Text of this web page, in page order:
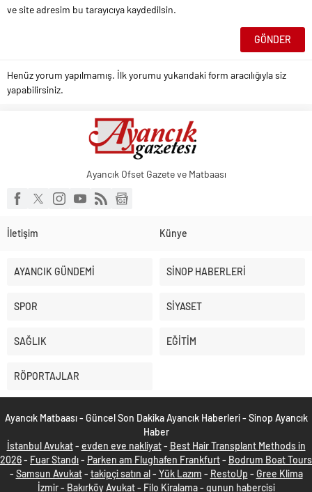
ve site adresim bu tarayıcıya kaydedilsin.
Henüz yorum yapılmamış. İlk yorumu yukarıdaki form aracılığıyla siz
yapabilirsiniz.
Ayancık Ofset Gazete ve Matbaası
İletişim Künye
AYANCIK GÜNDEMİ SİNOP HABERLERİ
SPOR SİYASET
SAĞLIK EĞİTİM
RÖPORTAJLAR
Ayancık Matbaası - Güncel Son Dakika Ayancık Haberleri - Sinop Ayancık
Haber
İstanbul Avukat- evden eve nakliyat- Best Hair Transplant Methods in
2026- Fuar Standı- Parken am Flughafen Frankfurt- Bodrum Boat Tours
- Samsun Avukat- takipçi satın al - Yük Lazım - RestoUp - Gree Klima
İzmir- Bakırköy Avukat- Filo Kiralama- gunun habercisi